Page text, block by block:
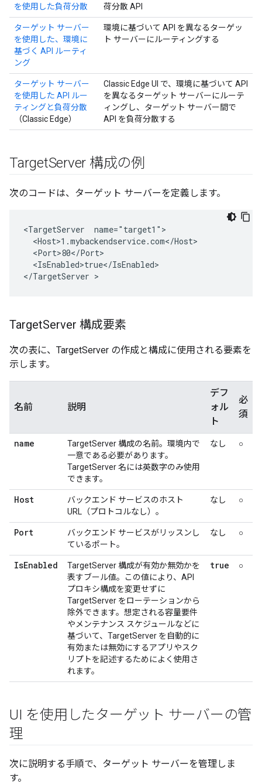
を使用した負荷分散
荷分散 API
ターゲット サーバー
を使用した、環境に
基づく API ルーティ
ング
環境に基づいて API を異なるターゲッ
ト サーバーにルーティングする
ターゲット サーバー
を使用した API ルー
ティングと負荷分散
（Classic Edge）
Classic Edge UI で、環境に基づいて API
を異なるターゲット サーバーにルーテ
ィングし、ターゲット サーバー間で
API を負荷分散する
TargetServer 構成の例
次のコードは、ターゲット サーバーを定義します。
<TargetServer  name="target1">
  <Host>1.mybackendservice.com</Host>
  <Port>80</Port>
  <IsEnabled>true</IsEnabled>
</TargetServer >
TargetServer 構成要素
次の表に、TargetServer の作成と構成に使用される要素を
示します。
名前 説明
デフ
ォル
ト
必
須
name
TargetServer 構成の名前。環境内で
一意である必要があります。
TargetServer 名には英数字のみ使用
できます。
なし ○
Host
バックエンド サービスのホスト
URL（プロトコルなし）。
なし ○
Port
バックエンド サービスがリッスンし
ているポート。
なし ○
IsEnabled
TargetServer 構成が有効か無効かを
表すブール値。この値により、API
プロキシ構成を変更せずに
TargetServer をローテーションから
除外できます。想定される容量要件
やメンテナンス スケジュールなどに
基づいて、TargetServer を自動的に
有効または無効にするアプリやスク
リプトを記述するためによく使用さ
れます。
true ○
UI を使用したターゲット サーバーの管
理
次に説明する手順で、ターゲット サーバーを管理しま
す。